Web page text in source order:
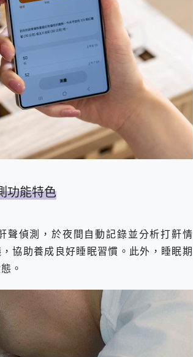
功能特色
聲偵測，於夜間自動記錄並分析打鼾情
協助養成良好睡眠習慣。此外，睡眠期
。